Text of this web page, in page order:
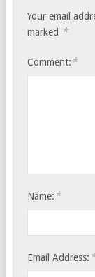
Your email
marked *
Comment: *
Name: *
Email Address: